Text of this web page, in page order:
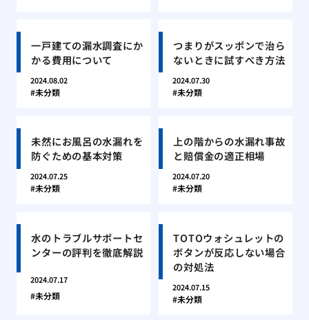
一戸建ての漏水調査にか
かる費用について
2024.08.02
未分類
つまりがスッポンで治ら
ないときに試すべき方法
2024.07.30
未分類
未然にお風呂の水漏れを
防ぐための基本対策
2024.07.25
未分類
上の階からの水漏れ事故
と賠償金の適正相場
2024.07.20
未分類
水のトラブルサポートセ
ンターの評判を徹底解説
2024.07.17
未分類
TOTOウォシュレットの
ボタンが反応しない場合
の対処法
2024.07.15
未分類